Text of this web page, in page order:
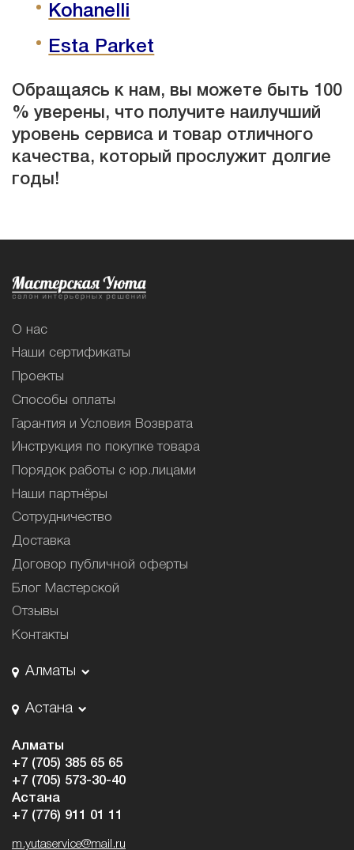
Kohanelli
Esta Parket
Обращаясь к нам, вы можете быть 100
% уверены, что получите наилучший
уровень сервиса и товар отличного
качества, который прослужит долгие
годы!
О нас
Наши сертификаты
Проекты
Способы оплаты
Гарантия и Условия Возврата
Инструкция по покупке товара
Порядок работы с юр.лицами
Наши партнёры
Сотрудничество
Доставка
Договор публичной оферты
Блог Мастерской
Отзывы
Контакты
Алматы
Астана
Алматы
+7 (705) 385 65 65
+7 (705) 573-30-40
Астана
+7 (776) 911 01 11
m.yutaservice@mail.ru